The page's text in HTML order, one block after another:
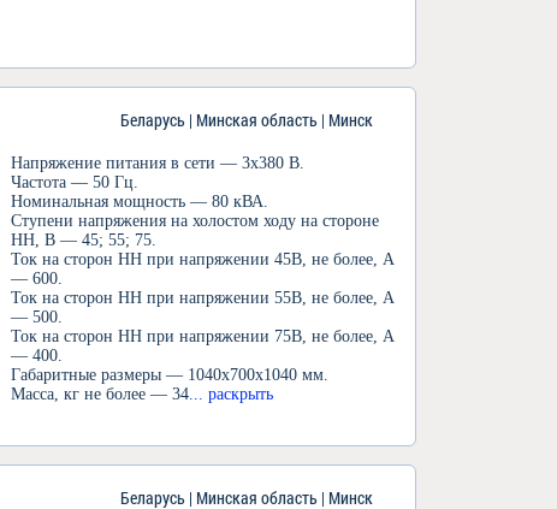
Беларусь | Минская область | Минск
Напряжение питания в сети — 3х380 В.
Частота — 50 Гц.
Номинальная мощность — 80 кВА.
Ступени напряжения на холостом ходу на стороне
НН, В — 45; 55; 75.
Ток на сторон НН при напряжении 45В, не более, А
— 600.
Ток на сторон НН при напряжении 55В, не более, А
— 500.
Ток на сторон НН при напряжении 75В, не более, А
— 400.
Габаритные размеры — 1040х700х1040 мм.
Масса, кг не более — 34 ... раскрыть
Беларусь | Минская область | Минск